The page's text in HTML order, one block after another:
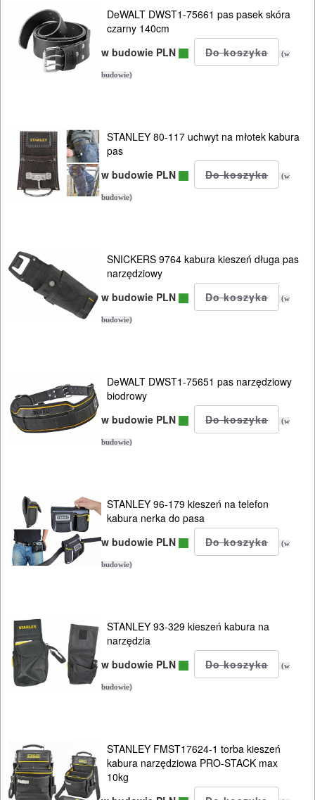
HYDRAULICZNE
NARZĘDZIA
INSTALACYJNE,
PALNIKI
AKCESORIA
KOMPRESORY
NARZĘDZIA
SPAWALNICTWO
ROZRUCHOWE
PROSTOWNIKI
PRĄDOWE
ODZIEŻ
ROBOCZA
SPRZĘT
AGD
OGRODNICZE
PILARKI-
KOSIARKI-
KOSY
MYJKI
DeWALT DWST1-75661 pas pasek skóra
czarny 140cm
w budowie PLN
(w
budowie)
STANLEY 80-117 uchwyt na młotek kabura
pas
w budowie PLN
(w
budowie)
SNICKERS 9764 kabura kieszeń długa pas
narzędziowy
w budowie PLN
(w
budowie)
DeWALT DWST1-75651 pas narzędziowy
biodrowy
w budowie PLN
(w
budowie)
STANLEY 96-179 kieszeń na telefon
kabura nerka do pasa
w budowie PLN
(w
budowie)
STANLEY 93-329 kieszeń kabura na
narzędzia
w budowie PLN
(w
budowie)
STANLEY FMST17624-1 torba kieszeń
kabura narzędziowa PRO-STACK max
10kg